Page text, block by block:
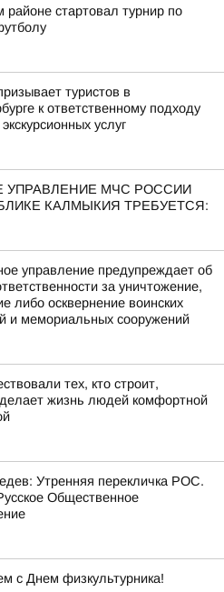
районе стартовал турнир по
туристов в
к ответственному подходу
услуг
УПРАВЛЕНИЕ МЧС РОССИИ
КАЛМЫКИЯ ТРЕБУЕТСЯ:
управление предупреждает об
за уничтожение,
либо осквернение воинских
и мемориальных сооружений
тех, кто строит,
жизнь людей комфортной
Утренняя перекличка РОС.
Общественное
с Днем физкультурника!